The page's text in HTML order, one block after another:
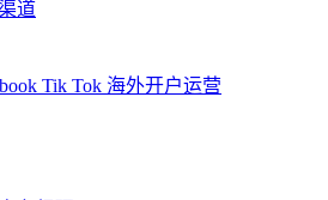
道
Tik Tok 海外开户运营